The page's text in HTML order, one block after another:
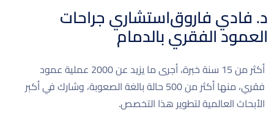
د. فادي فاروقاستشاري جراحات
العمود الفقري بالدمام
أكثر من 15 سنة خبرة، أجرى ما يزيد عن 2000 عملية عمود
فقري، منها أكثر من 500 حالة بالغة الصعوبة، وشارك في أكبر
الأبحاث العالمية لتطوير هذا التخصص.